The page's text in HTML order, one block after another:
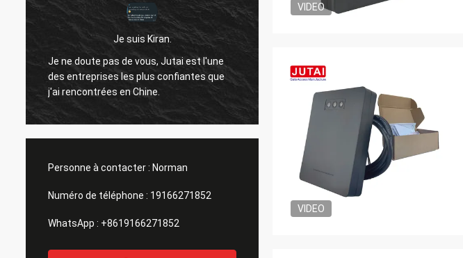
Je suis Kiran.
Je ne doute pas de vous, Jutai est l'une
des entreprises les plus confiantes que
j'ai rencontrées en Chine.
ne t'avais pas prévenu. Tout s'est bien
passé.ils ont adoré l'article (en supposant
qu'il tiendra pendant les 10 prochaines
années environ)
Personne à contacter : Norman
Numéro de téléphone : 19166271852
WhatsApp : +8619166271852
VIDEO
VIDEO